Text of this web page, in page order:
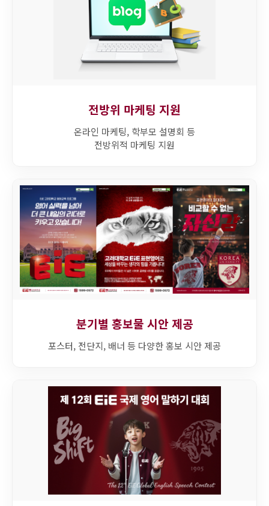
전방위 마케팅 지원
온라인 마케팅, 학부모 설명회 등
전방위적 마케팅 지원
분기별 홍보물 시안 제공
포스터, 전단지, 배너 등 다양한 홍보 시안 제공